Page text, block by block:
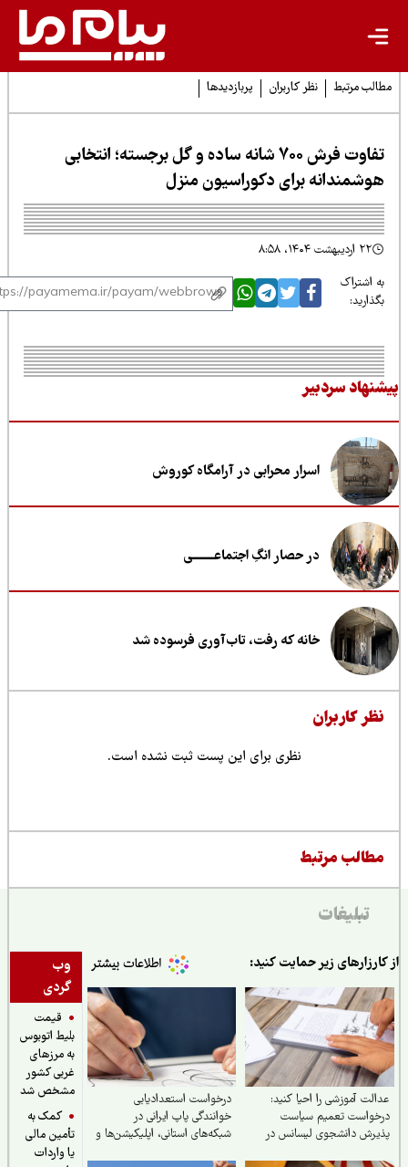
مرتبط نظر کاربران پربازدیدها
تفاوت فرش 700 شانه ساده و گل برجسته؛ انتخابی
برای دکوراسیون منزل
اشتراک
سردبیر
اسرار محرابی در آرامگاه کوروش
در حصار انگِ اجتماعــــــــی
خانه که رفت، تاب‌آوری فرسوده شد
کاربران
نظری برای این پست ثبت نشده است.
مرتبط
تبلیغات
وب
گردی
قیمت
بلیط اتوبوس
به مرزهای
غربی کشور
مشخص شد
کمک به
تأمین مالی
یا واردات
زیر حمایت کنید:
آموزشی را احیا کنید:
تعمیم سیاست
دانشجوی لیسانس در
درخواست استعدادیابی
خوانندگی پاپ ایرانی در
شبکه‌های استانی، اپلیکیشن‌ها و